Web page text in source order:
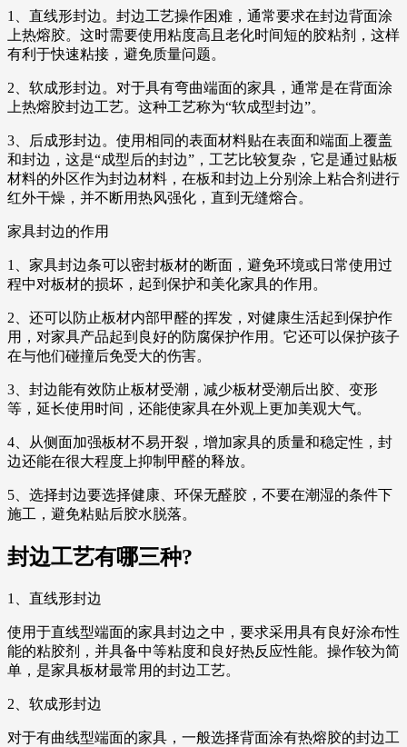
1、直线形封边。封边工艺操作困难，通常要求在封边背面涂
上热熔胶。这时需要使用粘度高且老化时间短的胶粘剂，这样
有利于快速粘接，避免质量问题。
2、软成形封边。对于具有弯曲端面的家具，通常是在背面涂
上热熔胶封边工艺。这种工艺称为“软成型封边”。
3、后成形封边。使用相同的表面材料贴在表面和端面上覆盖
和封边，这是“成型后的封边”，工艺比较复杂，它是通过贴板
材料的外区作为封边材料，在板和封边上分别涂上粘合剂进行
红外干燥，并不断用热风强化，直到无缝熔合。
家具封边的作用
1、家具封边条可以密封板材的断面，避免环境或日常使用过
程中对板材的损坏，起到保护和美化家具的作用。
2、还可以防止板材内部甲醛的挥发，对健康生活起到保护作
用，对家具产品起到良好的防腐保护作用。它还可以保护孩子
在与他们碰撞后免受大的伤害。
3、封边能有效防止板材受潮，减少板材受潮后出胶、变形
等，延长使用时间，还能使家具在外观上更加美观大气。
4、从侧面加强板材不易开裂，增加家具的质量和稳定性，封
边还能在很大程度上抑制甲醛的释放。
5、选择封边要选择健康、环保无醛胶，不要在潮湿的条件下
施工，避免粘贴后胶水脱落。
封边工艺有哪三种?
1、直线形封边
使用于直线型端面的家具封边之中，要求采用具有良好涂布性
能的粘胶剂，并具备中等粘度和良好热反应性能。操作较为简
单，是家具板材最常用的封边工艺。
2、软成形封边
对于有曲线型端面的家具，一般选择背面涂有热熔胶的封边工